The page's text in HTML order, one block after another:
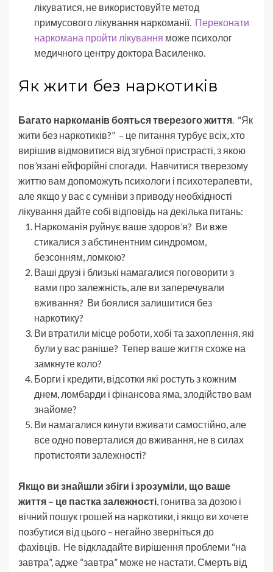
лікуватися, не використовуйте метод
примусового лікування наркоманії. Переконати
наркомана пройти лікування може психолог
медичного центру доктора Василенко.
Як жити без наркотиків
Багато наркоманів бояться тверезого життя. “Як
жити без наркотиків?” – це питання турбує всіх, хто
вирішив відмовитися від згубної пристрасті, з якою
пов’язані ейфорійні спогади. Навчитися тверезому
життю вам допоможуть психологи і психотерапевти,
але якщо у вас є сумніви з приводу необхідності
лікування дайте собі відповідь на декілька питань:
Наркоманія руйнує ваше здоров’я? Ви вже
стикалися з абстинентним синдромом,
безсонням, ломкою?
Ваші друзі і близькі намагалися поговорити з
вами про залежність, але ви заперечували
вживання? Ви боялися залишитися без
наркотику?
Ви втратили місце роботи, хобі та захоплення, які
були у вас раніше? Тепер ваше життя схоже на
замкнуте коло?
Борги і кредити, відсотки які ростуть з кожним
днем, ломбарди і фінансова яма, злодійство вам
знайоме?
Ви намагалися кинути вживати самостійно, але
все одно поверталися до вживання, не в силах
протистояти залежності?
Якщо ви знайшли збіги і зрозуміли, що ваше
життя – це пастка залежності, гонитва за дозою і
вічний пошук грошей на наркотики, і якщо ви хочете
позбутися від цього – негайно зверніться до
фахівців. Не відкладайте вирішення проблеми “на
завтра”, адже “завтра” може не настати. Смерть від